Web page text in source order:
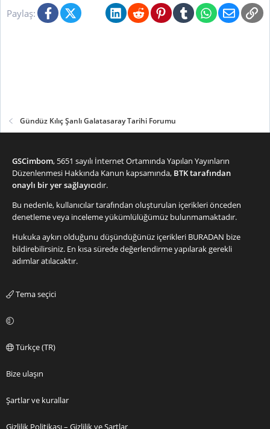
Paylaş: FacebookX (Twitter)BlueskyLinkedInRedditPinterestTumblrWhatsApp
E-posta
Gündüz Kılıç Şanlı Galatasaray Tarihi Forumu
GSCimbom, 5651 sayılı İnternet Ortamında Yapılan Yayınların
Düzenlenmesi Hakkında Kanun kapsamında, BTK tarafından
onaylı bir yer sağlayıcıdır.
Bu nedenle, kullanıcılar tarafından oluşturulan içerikleri önceden
denetleme veya inceleme yükümlülüğümüz bulunmamaktadır.
Hukuka aykırı olduğunu düşündüğünüz içerikleri BURADAN bize
bildirebilirsiniz. En kısa sürede değerlendirme yapılarak gerekli
adımlar atılacaktır.
Tema seçici
Türkçe (TR)
Bize ulaşın
Şartlar ve kurallar
Gizlilik Politikası – Gizlilik ve Şartlar